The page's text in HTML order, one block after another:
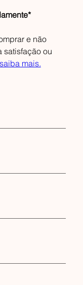
e não
satisfação ou
mais.